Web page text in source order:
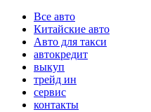
Все авто
Китайские авто
Авто для такси
автокредит
выкуп
трейд ин
сервис
контакты